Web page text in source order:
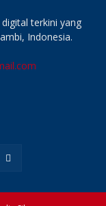
terkini yang
Indonesia.